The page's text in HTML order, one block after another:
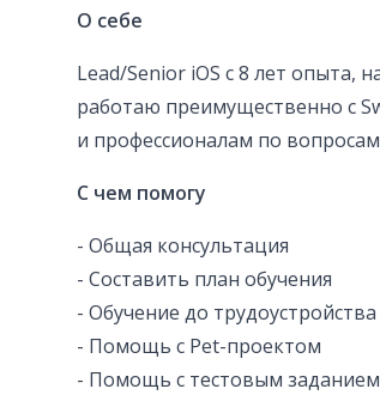
О себе
Lead/Senior iOS с 8 лет опыта,
работаю преимущественно с
и профессионалам по вопросам
С чем помогу
- Общая консультация
- Составить план обучения
- Обучение до трудоустройства
- Помощь с Pet-проектом
- Помощь с тестовым заданием